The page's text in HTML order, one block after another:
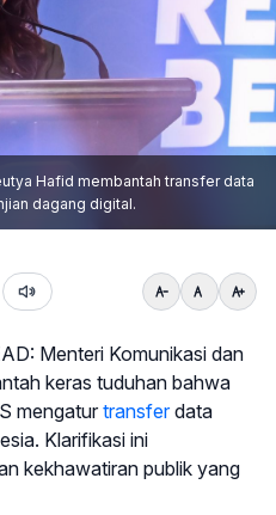
Hafid membantah transfer data
dagang digital.
Menteri Komunikasi dan
keras tuduhan bahwa
mengatur transferdata
Klarifikasi ini
kekhawatiran publik yang